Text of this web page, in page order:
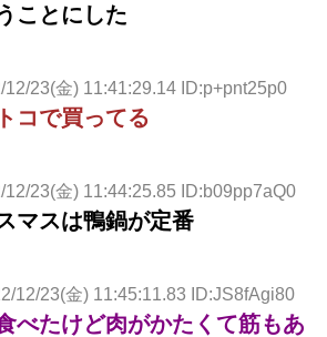
ことにした
12/23(金) 11:41:29.14 ID:p+pnt25p0
コで買ってる
12/23(金) 11:44:25.85 ID:b09pp7aQ0
マスは鴨鍋が定番
12/23(金) 11:45:11.83 ID:JS8fAgi80
べたけど肉がかたくて筋もあ